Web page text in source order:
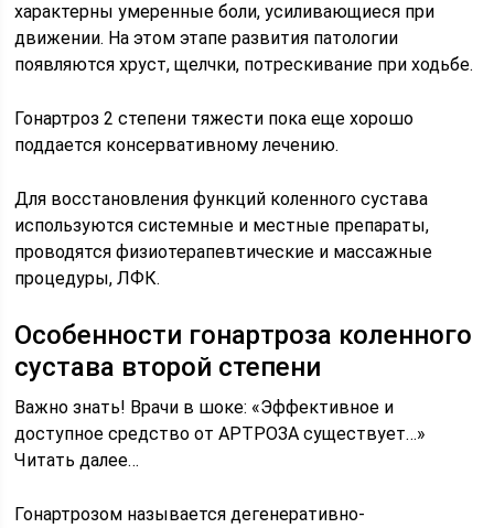
характерны умеренные боли, усиливающиеся при
движении. На этом этапе развития патологии
появляются хруст, щелчки, потрескивание при ходьбе.
Гонартроз 2 степени тяжести пока еще хорошо
поддается консервативному лечению.
Для восстановления функций коленного сустава
используются системные и местные препараты,
проводятся физиотерапевтические и массажные
процедуры, ЛФК.
Особенности гонартроза коленного
сустава второй степени
Важно знать! Врачи в шоке: «Эффективное и
доступное средство от АРТРОЗА существует…»
Читать далее…
Гонартрозом называется дегенеративно-